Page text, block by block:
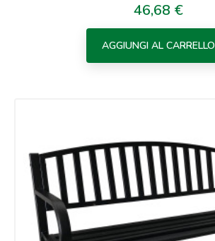
Prezzo
46,68 €
AGGIUNGI AL CARRELLO